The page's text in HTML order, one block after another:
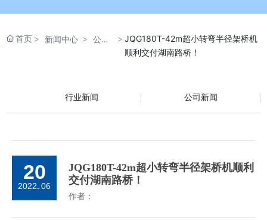
首页 新闻中心
公司
JQG180T-42m超小转弯半径架桥机
顺利交付湖南路桥！
行业新闻 公司新闻
20
2022-06
JQG180T-42m超小转弯半径架桥机顺利
交付湖南路桥！
作者：